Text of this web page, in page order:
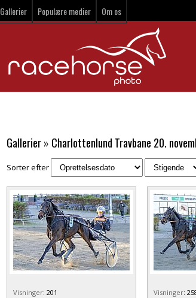
Gallerier Populære medier Om os
Gallerier» Charlottenlund Travbane 20.
Sorter efter
Visninger: 201
Visninger: